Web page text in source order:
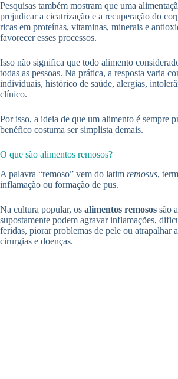
Pesquisas também mostram que uma
prejudicar a cicatrização e a recuperação do
ricas em proteínas, vitaminas, minerais e
favorecer esses processos.
Isso não significa que todo alimento
todas as pessoas. Na prática, a resposta varia
individuais, histórico de saúde, alergias,
clínico.
Por isso, a ideia de que um alimento é sempre
benéfico costuma ser simplista demais.
O que são alimentos remosos?
A palavra “remoso” vem do latim remosus,
inflamação ou formação de pus.
Na cultura popular, os alimentos remosos são
supostamente podem agravar inflamações,
feridas, piorar problemas de pele ou atrapalhar
cirurgias e doenças.